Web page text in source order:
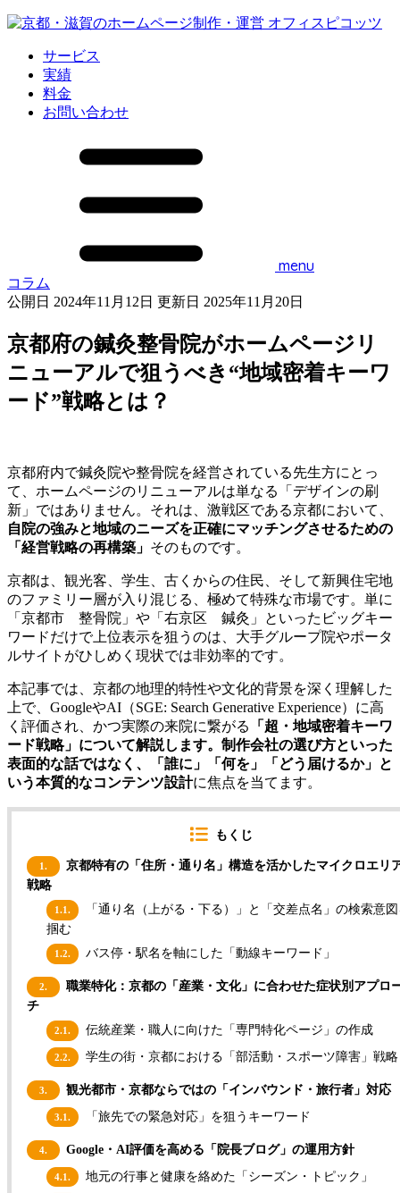
サービス
実績
料金
お問い合わせ
menu
コラム
公開日 2024年11月12日 更新日 2025年11月20日
京都府の鍼灸整骨院がホームページリ
ニューアルで狙うべき“地域密着キーワ
ード”戦略とは？
京都府内で鍼灸院や整骨院を経営されている先生方にとっ
て、ホームページのリニューアルは単なる「デザインの刷
新」ではありません。それは、激戦区である京都において、
自院の強みと地域のニーズを正確にマッチングさせるための
「経営戦略の再構築」 そのものです。
京都は、観光客、学生、古くからの住民、そして新興住宅地
のファミリー層が入り混じる、極めて特殊な市場です。単に
「京都市 整骨院」や「右京区 鍼灸」といったビッグキー
ワードだけで上位表示を狙うのは、大手グループ院やポータ
ルサイトがひしめく現状では非効率的です。
本記事では、京都の地理的特性や文化的背景を深く理解した
上で、GoogleやAI（SGE: Search Generative Experience）に高
く評価され、かつ実際の来院に繋がる
「超・地域密着キーワ
ード戦略」について解説します。制作会社の選び方といった
表面的な話ではなく、「誰に」「何を」「どう届けるか」と
いう本質的なコンテンツ設計に焦点を当てます。
もくじ
1.
京都特有の「住所・通り名」構造を活かしたマイクロエリ
戦略
1.1.
「通り名（上がる・下る）」と「交差点名」の検索意
掴む
1.2. バス停・駅名を軸にした「動線キーワード」
2.
職業特化：京都の「産業・文化」に合わせた症状別アプロ
チ
2.1. 伝統産業・職人に向けた「専門特化ページ」の作成
2.2. 学生の街・京都における「部活動・スポーツ障害」戦略
3. 観光都市・京都ならではの「インバウンド・旅行者」対応
3.1. 「旅先での緊急対応」を狙うキーワード
4. Google・AI評価を高める「院長ブログ」の運用方針
4.1. 地元の行事と健康を絡めた「シーズン・トピック」